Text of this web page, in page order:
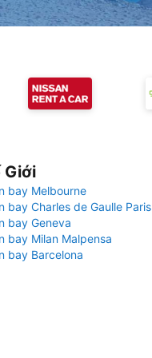
Giới
bay Melbourne
bay Charles de Gaulle Paris
bay Geneva
bay Milan Malpensa
bay Barcelona